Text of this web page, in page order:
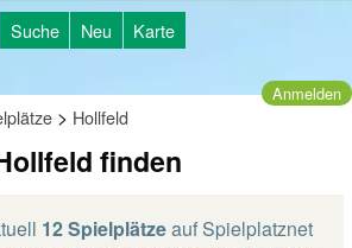
Suche Neu Karte
Anmelden
> Hollfeld
finden
12 Spielplätzeauf Spielplatznet